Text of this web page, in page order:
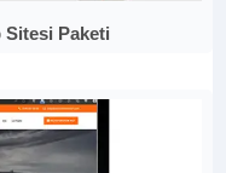
Sitesi Paketi